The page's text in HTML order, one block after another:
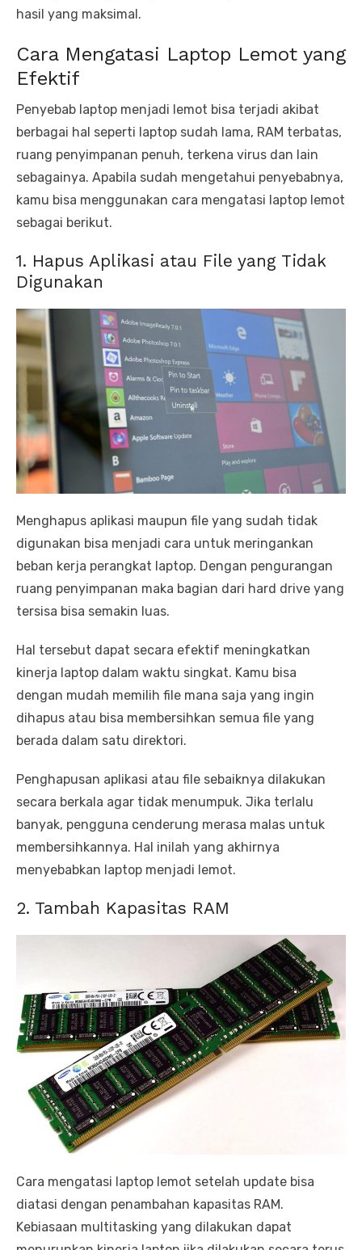
hasil yang maksimal.
Cara Mengatasi Laptop Lemot yang
Efektif
Penyebab laptop menjadi lemot bisa terjadi akibat
berbagai hal seperti laptop sudah lama, RAM terbatas,
ruang penyimpanan penuh, terkena virus dan lain
sebagainya. Apabila sudah mengetahui penyebabnya,
kamu bisa menggunakan cara mengatasi laptop lemot
sebagai berikut.
1. Hapus Aplikasi atau File yang Tidak
Digunakan
Menghapus aplikasi maupun file yang sudah tidak
digunakan bisa menjadi cara untuk meringankan
beban kerja perangkat laptop. Dengan pengurangan
ruang penyimpanan maka bagian dari hard drive yang
tersisa bisa semakin luas.
Hal tersebut dapat secara efektif meningkatkan
kinerja laptop dalam waktu singkat. Kamu bisa
dengan mudah memilih file mana saja yang ingin
dihapus atau bisa membersihkan semua file yang
berada dalam satu direktori.
Penghapusan aplikasi atau file sebaiknya dilakukan
secara berkala agar tidak menumpuk. Jika terlalu
banyak, pengguna cenderung merasa malas untuk
membersihkannya. Hal inilah yang akhirnya
menyebabkan laptop menjadi lemot.
2. Tambah Kapasitas RAM
Cara mengatasi laptop lemot setelah update bisa
diatasi dengan penambahan kapasitas RAM.
Kebiasaan multitasking yang dilakukan dapat